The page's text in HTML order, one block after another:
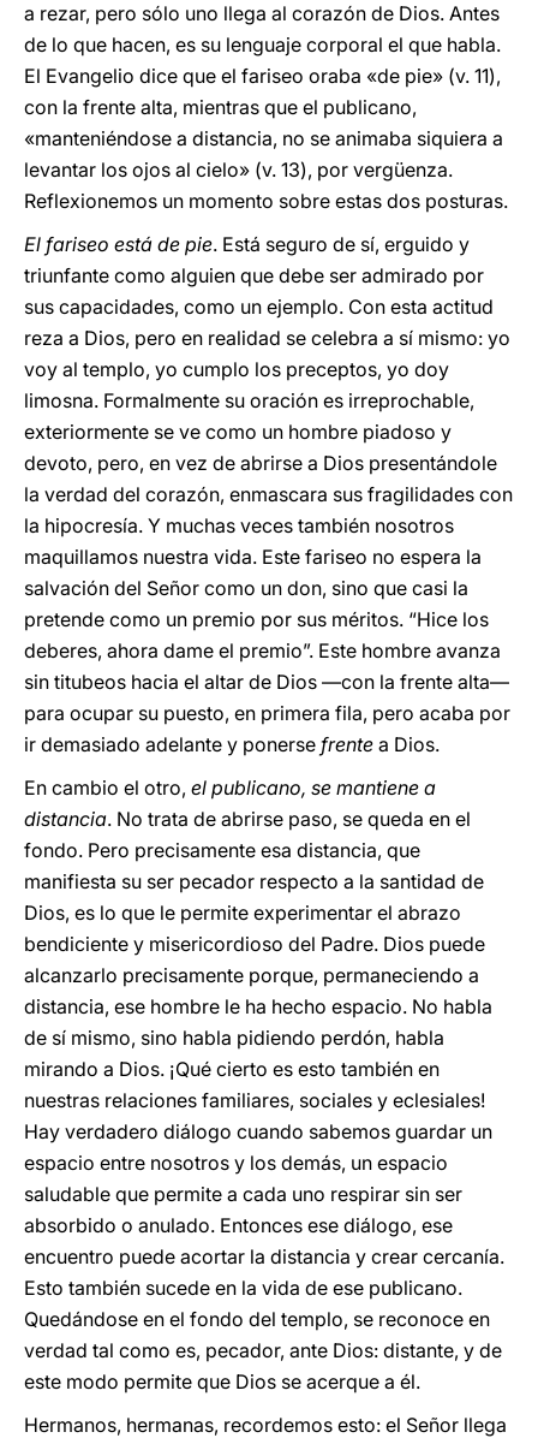
a rezar, pero sólo uno llega al corazón de Dios. Antes
de lo que hacen, es su lenguaje corporal el que habla.
El Evangelio dice que el fariseo oraba «de pie» (v. 11),
con la frente alta, mientras que el publicano,
«manteniéndose a distancia, no se animaba siquiera a
levantar los ojos al cielo» (v. 13), por vergüenza.
Reflexionemos un momento sobre estas dos posturas.
El fariseo está de pie. Está seguro de sí, erguido y
triunfante como alguien que debe ser admirado por
sus capacidades, como un ejemplo. Con esta actitud
reza a Dios, pero en realidad se celebra a sí mismo: yo
voy al templo, yo cumplo los preceptos, yo doy
limosna. Formalmente su oración es irreprochable,
exteriormente se ve como un hombre piadoso y
devoto, pero, en vez de abrirse a Dios presentándole
la verdad del corazón, enmascara sus fragilidades con
la hipocresía. Y muchas veces también nosotros
maquillamos nuestra vida. Este fariseo no espera la
salvación del Señor como un don, sino que casi la
pretende como un premio por sus méritos. “Hice los
deberes, ahora dame el premio”. Este hombre avanza
sin titubeos hacia el altar de Dios —con la frente alta—
para ocupar su puesto, en primera fila, pero acaba por
ir demasiado adelante y ponerse frente a Dios.
En cambio el otro, el publicano, se mantiene a
distancia. No trata de abrirse paso, se queda en el
fondo. Pero precisamente esa distancia, que
manifiesta su ser pecador respecto a la santidad de
Dios, es lo que le permite experimentar el abrazo
bendiciente y misericordioso del Padre. Dios puede
alcanzarlo precisamente porque, permaneciendo a
distancia, ese hombre le ha hecho espacio. No habla
de sí mismo, sino habla pidiendo perdón, habla
mirando a Dios. ¡Qué cierto es esto también en
nuestras relaciones familiares, sociales y eclesiales!
Hay verdadero diálogo cuando sabemos guardar un
espacio entre nosotros y los demás, un espacio
saludable que permite a cada uno respirar sin ser
absorbido o anulado. Entonces ese diálogo, ese
encuentro puede acortar la distancia y crear cercanía.
Esto también sucede en la vida de ese publicano.
Quedándose en el fondo del templo, se reconoce en
verdad tal como es, pecador, ante Dios: distante, y de
este modo permite que Dios se acerque a él.
Hermanos, hermanas, recordemos esto: el Señor llega